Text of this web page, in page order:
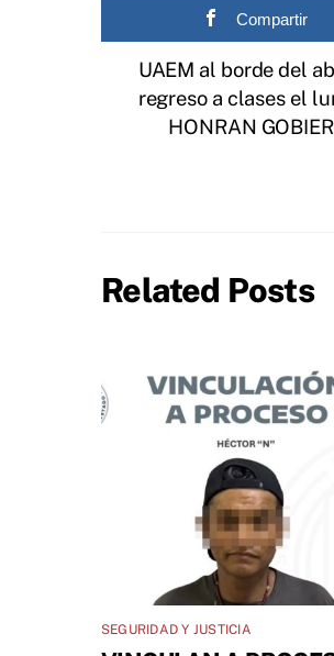
Compartir
UAEM al borde del
regreso a clases el
HONRAN
Related Posts
SEGURIDAD Y JUSTICIA